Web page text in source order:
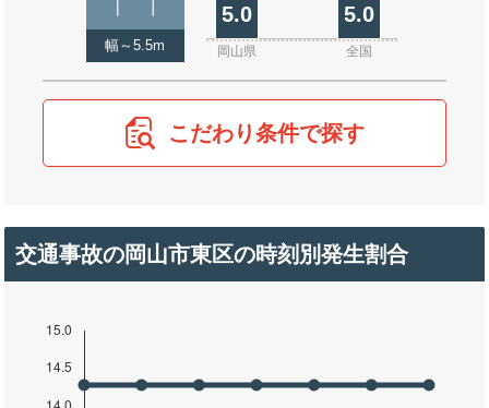
幅～5.5m
5.0 5.0
岡山県 全国
こだわり条件で探す
交通事故の岡山市東区の時刻別発生割合